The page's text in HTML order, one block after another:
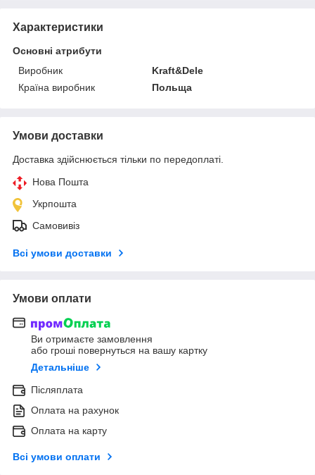
Характеристики
Основні атрибути
Виробник
Kraft&Dele
Країна виробник
Польща
Умови доставки
Доставка здійснюється тільки по передоплаті.
Нова Пошта
Укрпошта
Самовивіз
Всі умови доставки
Умови оплати
Ви отримаєте замовлення
або гроші повернуться на вашу картку
Детальніше
Післяплата
Оплата на рахунок
Оплата на карту
Всі умови оплати